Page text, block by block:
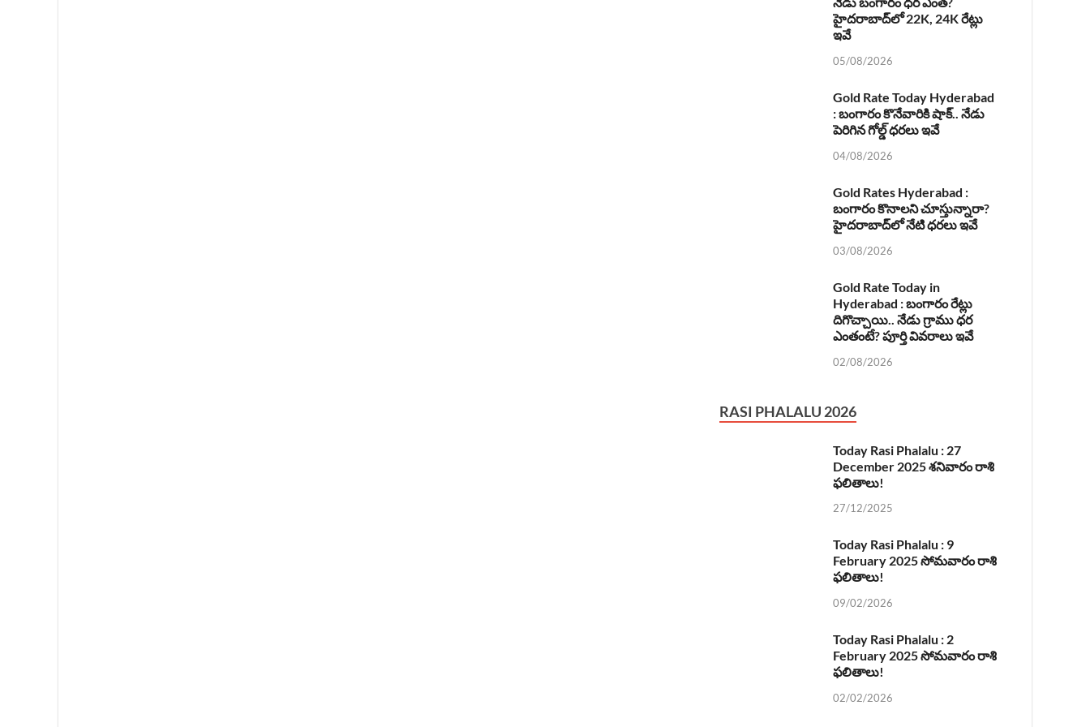
హైదరాబాద్‌లో 22K, 24K రేట్లు
ఇవే
05/08/2026
Gold Rate Today Hyderabad
: బంగారం కొనేవారికి షాక్.. నేడు
పెరిగిన గోల్డ్ ధరలు ఇవే
04/08/2026
Gold Rates Hyderabad :
బంగారం కొనాలని చూస్తున్నారా?
హైదరాబాద్‌లో నేటి ధరలు ఇవే
03/08/2026
Gold Rate Today in
Hyderabad : బంగారం రేట్లు
దిగొచ్చాయి.. నేడు గ్రాము ధర
ఎంతంటే? పూర్తి వివరాలు ఇవే
02/08/2026
RASI PHALALU 2026
Today Rasi Phalalu : 27
December 2025 శనివారం రాశి
ఫలితాలు!
27/12/2025
Today Rasi Phalalu : 9
February 2025 సోమవారం రాశి
ఫలితాలు!
09/02/2026
Today Rasi Phalalu : 2
February 2025 సోమవారం రాశి
ఫలితాలు!
02/02/2026